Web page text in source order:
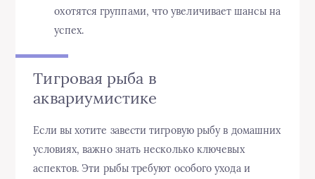
охотятся группами, что увеличивает шансы на
успех.
Тигровая рыба в
аквариумистике
Если вы хотите завести тигровую рыбу в домашних
условиях, важно знать несколько ключевых
аспектов. Эти рыбы требуют особого ухода и